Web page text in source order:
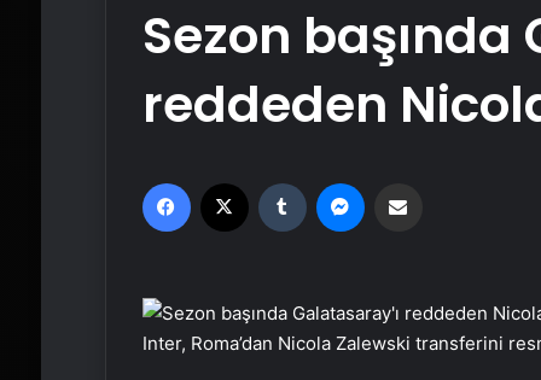
Sezon başında
reddeden
Facebook Tumblr
Inter, Roma’dan Nicola Zalewski transferini